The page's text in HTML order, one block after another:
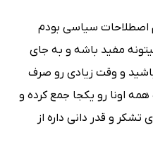
اصطلاحات سیاسی بودم
مفید باشه و به جای
و وقت زیادی رو صرف
اونا رو یکجا جمع کرده و
و قدر دانی داره از